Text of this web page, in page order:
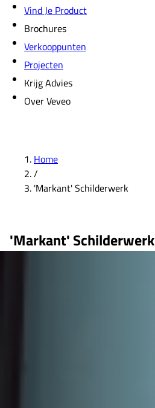
Vind Je Product
Brochures
Verkooppunten
Projecten
Krijg Advies
Over Veveo
Home
/
'Markant' Schilderwerk
'Markant' Schilderwerk